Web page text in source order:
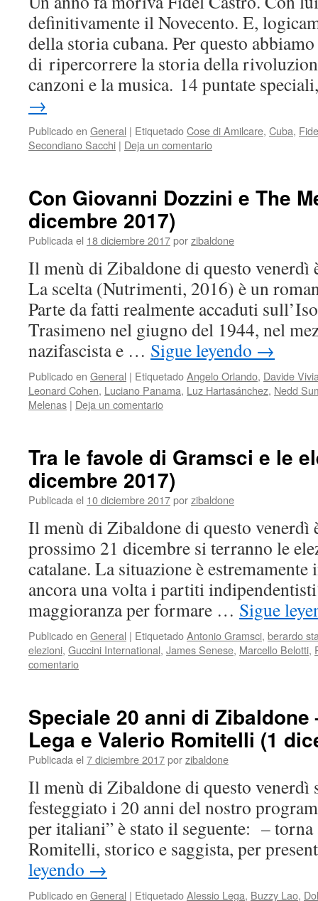
definitivamente il Novecento. E,
della storia cubana. Per questo
di ripercorrere la storia della
canzoni e la musica. 14 puntate
→
Publicado en General | EtiquetadoCose di Amilcare, Cuba,
Secondiano Sacchi | Deja un comentario
Con Giovanni Dozzini e The
dicembre 2017)
Publicada el 18 diciembre 2017porzibaldone
Il menù di Zibaldone di questo venerdì
La scelta (Nutrimenti, 2016) è un
Parte da fatti realmente accaduti
Trasimeno nel giugno del 1944, nel
nazifascista e … Sigue leyendo →
Publicado en General | EtiquetadoAngelo Orlando, Davide
Leonard Cohen, Luciano Panama, Luz Hartasánchez, Nedd
Melenas | Deja un comentario
Tra le favole di Gramsci e le
dicembre 2017)
Publicada el 10 diciembre 2017porzibaldone
Il menù di Zibaldone di questo venerdì
prossimo 21 dicembre si terranno le
catalane. La situazione è
ancora una volta i partiti
maggioranza per formare … Sigue
Publicado en General | EtiquetadoAntonio Gramsci, berardo
elezioni, Guccini International, James Senese, Marcello Belotti,
comentario
Speciale 20 anni di
Lega e Valerio Romitelli (1
Publicada el 7 diciembre 2017porzibaldone
Il menù di Zibaldone di questo venerdì
festeggiato i 20 anni del nostro
per italiani” è stato il seguente: –
Romitelli, storico e saggista, per
leyendo →
Publicado en General | EtiquetadoAlessio Lega, Buzzy Lao,